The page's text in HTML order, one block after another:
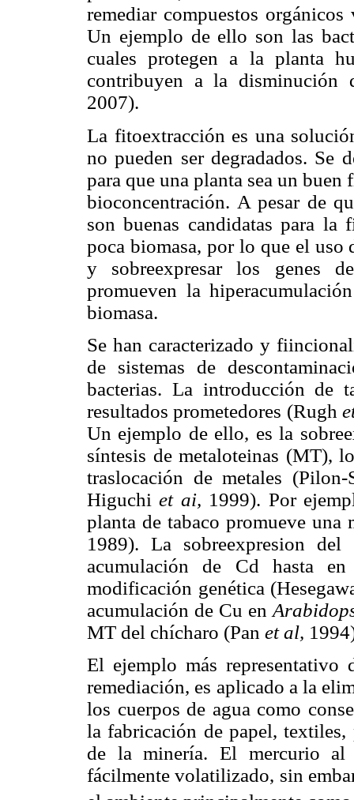
remediar compuestos
Un ejemplo de ello son las
cuales protegen a la planta
contribuyen a la disminución
2007).
La fitoextracción es una
no pueden ser degradados. Se
para que una planta sea un
bioconcentración. A pesar de
son buenas candidatas para la
poca biomasa, por lo que el uso
y sobreexpresar los genes
promueven la
biomasa.
Se han caracterizado y
de sistemas de
bacterias. La introducción de
resultados prometedores (Rugh
Un ejemplo de ello, es la
síntesis de metaloteinas (MT),
traslocación de metales
Higuchiet ai, 1999). Por
planta de tabaco promueve
1989). La sobreexpresion
acumulación de Cd hasta
modificación genética
acumulación de Cu en
MT del chícharo (Pan et al,
El ejemplo más
remediación, es aplicado a la
los cuerpos de agua como
la fabricación de papel,
de la minería. El mercurio al
fácilmente volatilizado, sin